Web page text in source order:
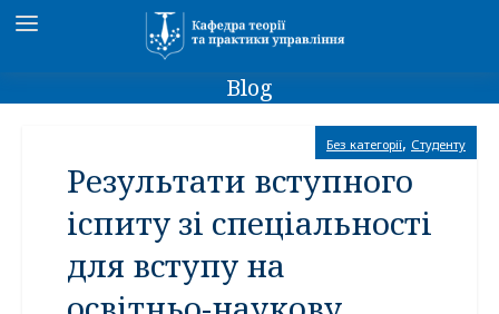
Blog
Без категорії, Студенту
Результати вступного
іспиту зі спеціальності
для вступу на